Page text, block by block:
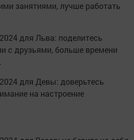
занятиями, лучше работать
для Льва: поделитесь
с друзьями, больше времени
для Девы: доверьтесь
на настроение